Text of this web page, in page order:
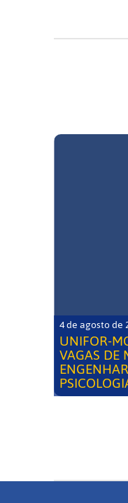
4 de agosto de
UNIFOR-
VAGAS DE